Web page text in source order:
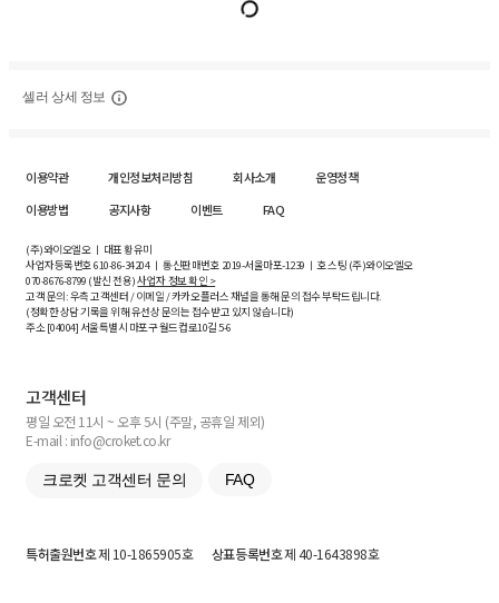
셀러 상세 정보
이용약관 개인정보처리방침 회사소개
운영정책
이용방법
공지사항 이벤트 FAQ
(주)와이오엘오 ㅣ 대표 황유미
사업자등록번호610-86-34204ㅣ 통신판매번호 2019-서울마포-1239 ㅣ 호스팅 (주)와이오엘오
070-8676-8799 (발신 전용)사업자 정보 확인 >
고객 문의: 우측 고객센터 / 이메일 / 카카오플러스 채널을 통해 문의 접수 부탁드립니다.
(정확한 상담 기록을 위해 유선상 문의는 접수받고 있지 않습니다)
주소 [04004] 서울특별시 마포구 월드컵로10길5-6
고객센터
평일 오전 11시 ~ 오후 5시 (주말, 공휴일 제외)
E-mail : info@croket.co.kr
크로켓 고객센터 문의 FAQ
특허출원번호제 10-1865905호 상표등록번호제 40-1643898호